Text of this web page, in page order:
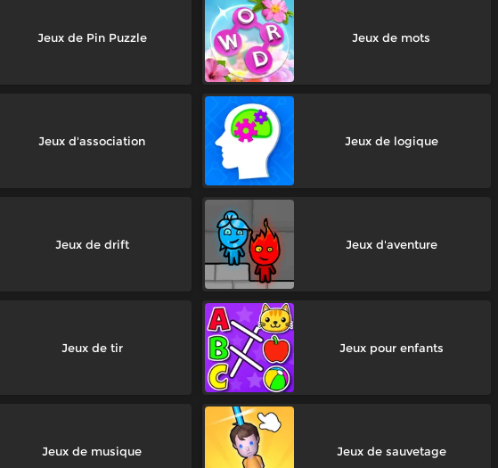
Jeux de Pin Puzzle Jeux de mots
Jeux d'association Jeux de logique
Jeux de drift Jeux d'aventure
Jeux de tir Jeux pour enfants
Jeux de musique Jeux de sauvetage